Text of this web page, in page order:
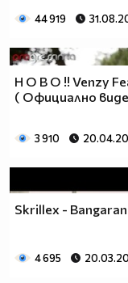
44 919
Н О В О !! Venzy
( Официално
3 910
Skrillex -
4 695